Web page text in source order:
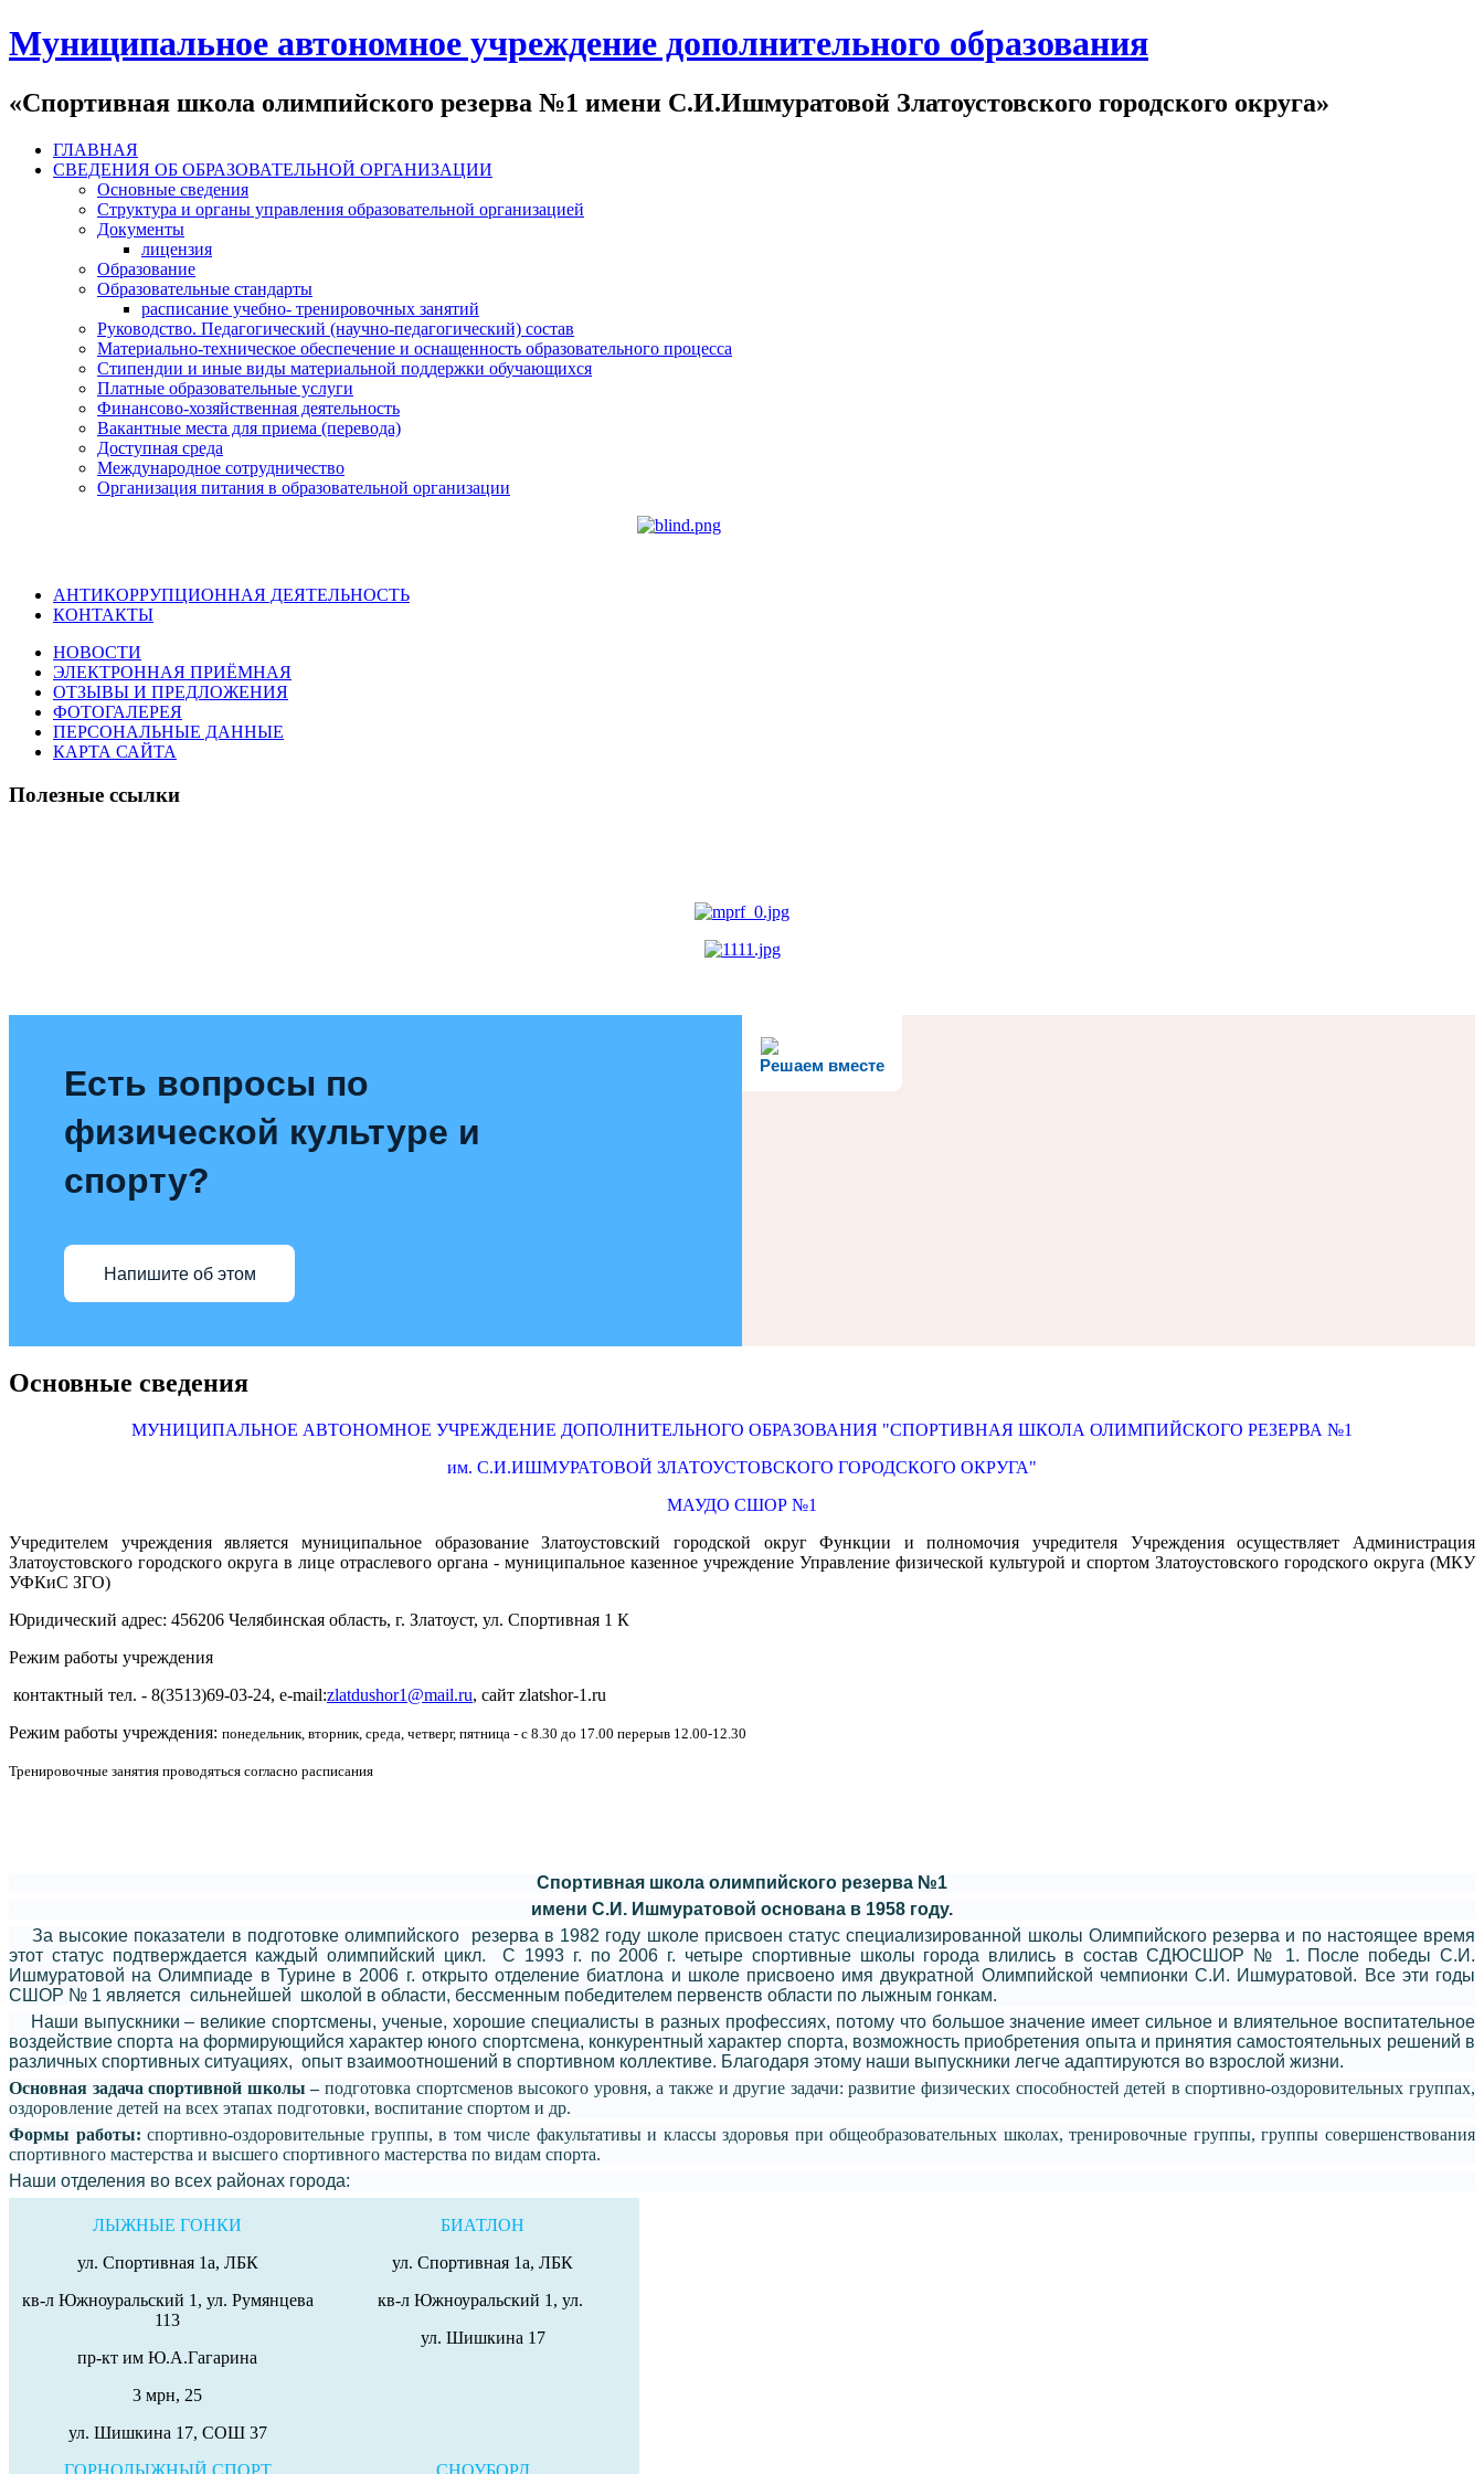
Муниципальное автономное учреждение дополнительного образования
«Спортивная школа олимпийского резерва №1 имени С.И.Ишмуратовой Златоустовского городского округа»
ГЛАВНАЯ
СВЕДЕНИЯ ОБ ОБРАЗОВАТЕЛЬНОЙ ОРГАНИЗАЦИИ
Основные сведения
Структура и органы управления образовательной организацией
Документы
лицензия
Образование
Образовательные стандарты
расписание учебно- тренировочных занятий
Руководство. Педагогический (научно-педагогический) состав
Материально-техническое обеспечение и оснащенность образовательного процесса
Стипендии и иные виды материальной поддержки обучающихся
Платные образовательные услуги
Финансово-хозяйственная деятельность
Вакантные места для приема (перевода)
Доступная среда
Международное сотрудничество
Организация питания в образовательной организации
АНТИКОРРУПЦИОННАЯ ДЕЯТЕЛЬНОСТЬ
КОНТАКТЫ
НОВОСТИ
ЭЛЕКТРОННАЯ ПРИЁМНАЯ
ОТЗЫВЫ И ПРЕДЛОЖЕНИЯ
ФОТОГАЛЕРЕЯ
ПЕРСОНАЛЬНЫЕ ДАННЫЕ
КАРТА САЙТА
Полезные ссылки
Решаем вместе
Есть вопросы по
физической культуре и
спорту?
Напишите об этом
Основные сведения
МУНИЦИПАЛЬНОЕ АВТОНОМНОЕ УЧРЕЖДЕНИЕ ДОПОЛНИТЕЛЬНОГО ОБРАЗОВАНИЯ "СПОРТИВНАЯ ШКОЛА ОЛИМПИЙСКОГО РЕЗЕРВА №1
им. С.И.ИШМУРАТОВОЙ ЗЛАТОУСТОВСКОГО ГОРОДСКОГО ОКРУГА"
МАУДО СШОР №1
Учредителем учреждения является муниципальное образование Златоустовский городской округ Функции и полномочия учредителя Учреждения осуществляет Администрация
Златоустовского городского округа в лице отраслевого органа - муниципальное казенное учреждение Управление физической культурой и спортом Златоустовского городского округа (МКУ
УФКиС ЗГО)
Юридический адрес: 456206 Челябинская область, г. Златоуст, ул. Спортивная 1 К
Режим работы учреждения
контактный тел. - 8(3513)69-03-24, e-mail:zlatdushor1@mail.ru, сайт zlatshor-1.ru
Режим работы учреждения: понедельник, вторник, среда, четверг, пятница - с 8.30 до 17.00 перерыв 12.00-12.30
Тренировочные занятия проводяться согласно расписания
Спортивная школа олимпийского резерва №1
имени С.И. Ишмуратовой основана в 1958 году.
За высокие показатели в подготовке олимпийского резерва в 1982 году школе присвоен статус специализированной школы Олимпийского резерва и по настоящее время
этот статус подтверждается каждый олимпийский цикл. С 1993 г. по 2006 г. четыре спортивные школы города влились в состав СДЮСШОР № 1. После победы С.И.
Ишмуратовой на Олимпиаде в Турине в 2006 г. открыто отделение биатлона и школе присвоено имя двукратной Олимпийской чемпионки С.И. Ишмуратовой. Все эти годы
СШОР № 1 является сильнейшей школой в области, бессменным победителем первенств области по лыжным гонкам.
Наши выпускники – великие спортсмены, ученые, хорошие специалисты в разных профессиях, потому что большое значение имеет сильное и влиятельное воспитательное
воздействие спорта на формирующийся характер юного спортсмена, конкурентный характер спорта, возможность приобретения опыта и принятия самостоятельных решений в
различных спортивных ситуациях, опыт взаимоотношений в спортивном коллективе. Благодаря этому наши выпускники легче адаптируются во взрослой жизни.
Основная задача спортивной школы – подготовка спортсменов высокого уровня, а также и другие задачи: развитие физических способностей детей в спортивно-оздоровительных группах,
оздоровление детей на всех этапах подготовки, воспитание спортом и др.
Формы работы:спортивно-оздоровительные группы, в том числе факультативы и классы здоровья при общеобразовательных школах, тренировочные группы, группы совершенствования
спортивного мастерства и высшего спортивного мастерства по видам спорта.
Наши отделения во всех районах города:
ЛЫЖНЫЕ ГОНКИ
ул. Спортивная 1а, ЛБК
кв-л Южноуральский 1, ул. Румянцева
113
пр-кт им Ю.А.Гагарина
3 мрн, 25
ул. Шишкина 17, СОШ 37
БИАТЛОН
ул. Спортивная 1а, ЛБК
кв-л Южноуральский 1, ул.
ул. Шишкина 17
ГОРНОЛЫЖНЫЙ СПОРТ
СНОУБОРД